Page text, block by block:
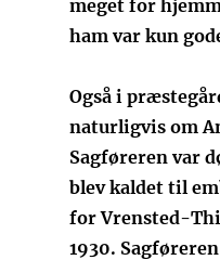
meget for
ham var kun
Også i
naturligvis om
Sagføreren var
blev kaldet til
for Vrensted-
1930.